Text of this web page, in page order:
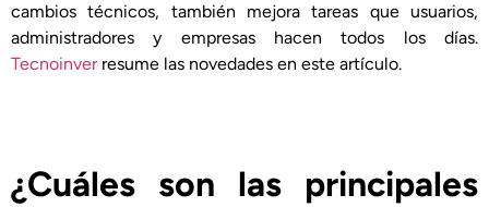
cambios técnicos, también mejora tareas que usuarios,
administradores y empresas hacen todos los días.
Tecnoinverresume las novedades en este artículo.
¿Cuáles son las principales